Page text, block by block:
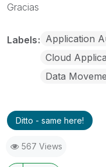
Gracias
Labels Application
Cloud
Data
Ditto - same here!
567 Views